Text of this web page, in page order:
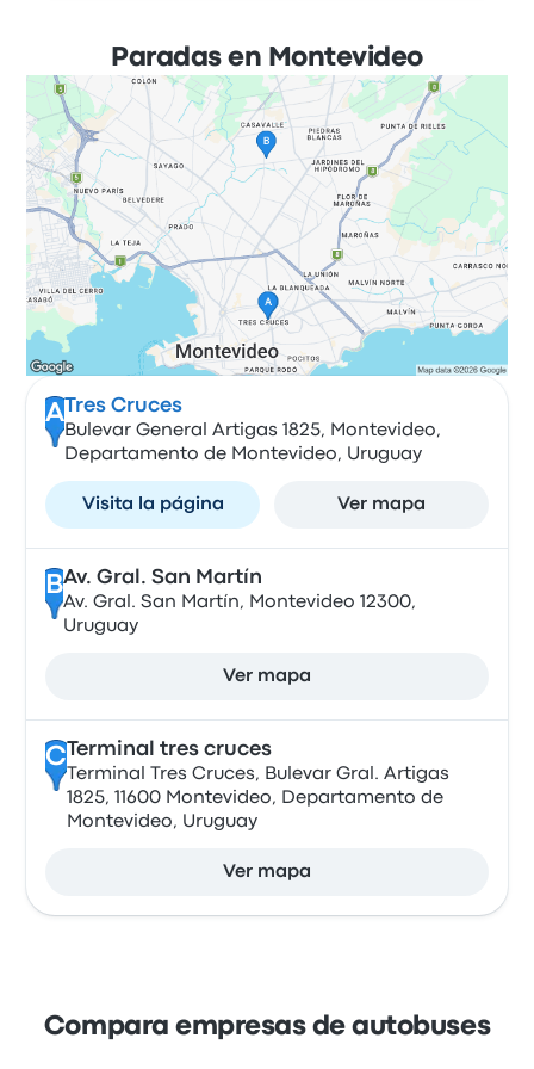
Paradas en Montevideo
A Tres Cruces
Bulevar General Artigas 1825, Montevideo,
Departamento de Montevideo, Uruguay
Visita la página Ver mapa
BAv. Gral. San Martín
Av. Gral. San Martín, Montevideo 12300,
Uruguay
Ver mapa
CTerminal tres cruces
Terminal Tres Cruces, Bulevar Gral. Artigas
1825, 11600 Montevideo, Departamento de
Montevideo, Uruguay
Ver mapa
Compara empresas de autobuses